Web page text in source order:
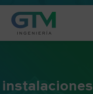
instalaciones